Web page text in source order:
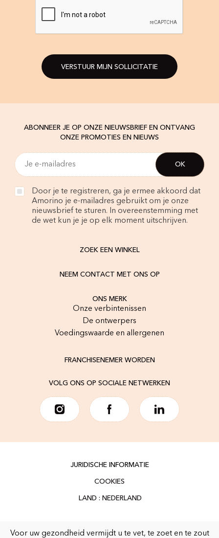
VERSTUUR MIJN SOLLICITATIE
ABONNEER JE OP ONZE NIEUWSBRIEF EN ONTVANG
ONZE PROMOTIES EN NIEUWS
Door je te registreren, ga je ermee akkoord dat
Amorino je e-mailadres gebruikt om je onze
nieuwsbrief te sturen. In overeenstemming met
de wet kun je je op elk moment uitschrijven.
ZOEK EEN WINKEL
NEEM CONTACT MET ONS OP
ONS MERK
Onze verbintenissen
De ontwerpers
Voedingswaarde en allergenen
FRANCHISENEMER WORDEN
VOLG ONS OP SOCIALE NETWERKEN
JURIDISCHE INFORMATIE
COOKIES
Voor uw gezondheid vermijdt u te vet, te zoet en te zout